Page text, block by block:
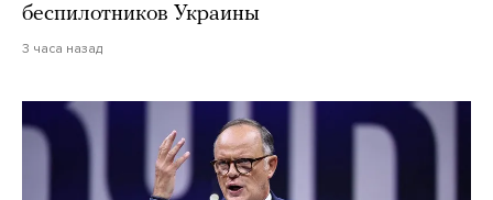
беспилотников Украины
3 часа назад